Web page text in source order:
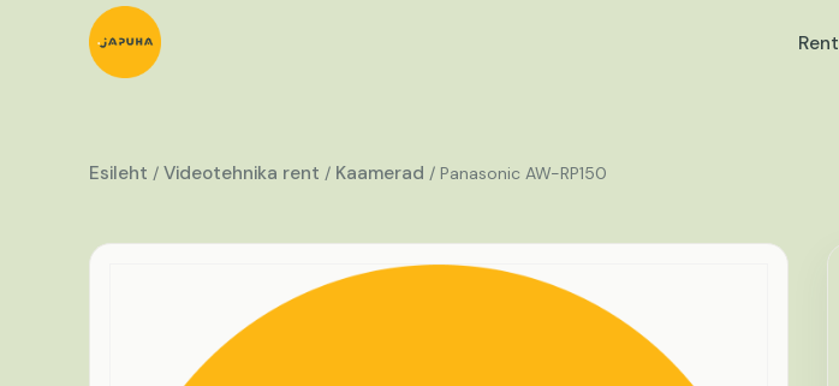
Rent
Esileht / Videotehnika rent / Kaamerad / Panasonic AW-RP150